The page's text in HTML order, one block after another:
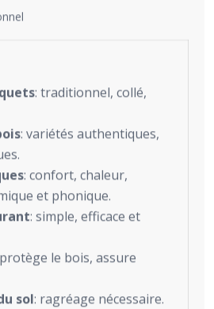
: traditionnel, collé,
: variétés authentiques,
: confort, chaleur,
et phonique.
: simple, efficace et
le bois, assure
sol: ragréage nécessaire.